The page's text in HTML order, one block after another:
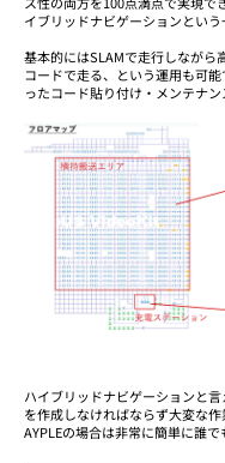
イブリッドナビゲーションという
基本的にはSLAMで走行しながら
コードで走る、という運用も可
ったコード貼り付け・メンテナ
ハイブリッドナビゲーションと
を作成しなければならず大変な
AYPLEの場合は非常に簡単に誰